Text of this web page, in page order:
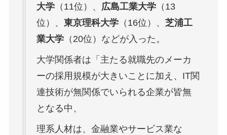
大学（11位）、 広島工業大学（13
位）、 東京理科大学（16位）、 芝浦工
業大学（20位）などが入った。
大学関係者は「主たる就職先のメーカ
ーの採用規模が大きいことに加え、IT関
連技術が無関係でいられる企業が皆無
となる中、
理系人材は、金融業やサービス業な